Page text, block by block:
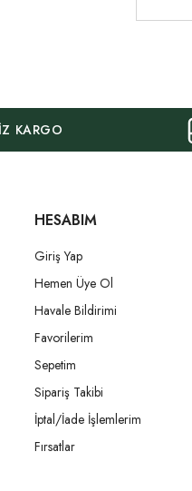
KARGO
HESABIM
Giriş Yap
Hemen Üye Ol
Havale Bildirimi
Favorilerim
Sepetim
Sipariş Takibi
İptal/İade İşlemlerim
Fırsatlar